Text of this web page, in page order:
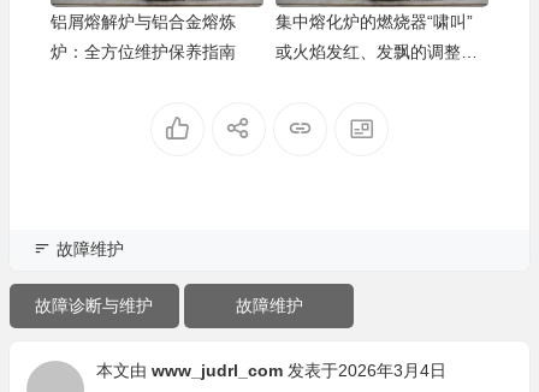
铝屑熔解炉与铝合金熔炼
炉：全方位维护保养指南
集中熔化炉的燃烧器“啸叫”
或火焰发红、发飘的调整方
故障维护
故障诊断与维护 故障维护
本文由 www_judrl_com 发表于2026年3月4日